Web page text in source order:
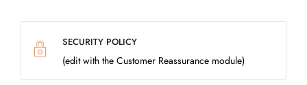
SECURITY POLICY
(edit with the Customer Reassurance module)